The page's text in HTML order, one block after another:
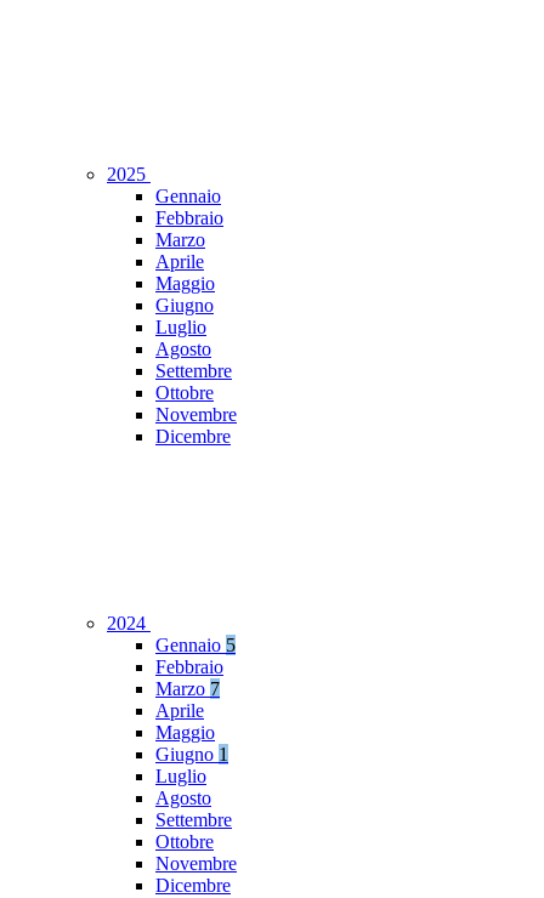
2025
Gennaio
Febbraio
Marzo
Aprile
Maggio
Giugno
Luglio
Agosto
Settembre
Ottobre
Novembre
Dicembre
2024
Gennaio 5
Febbraio
Marzo 7
Aprile
Maggio
Giugno 1
Luglio
Agosto
Settembre
Ottobre
Novembre
Dicembre